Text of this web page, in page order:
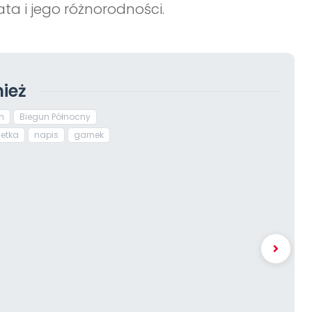
i jego różnorodności.
Biegun Północny
napis garnek